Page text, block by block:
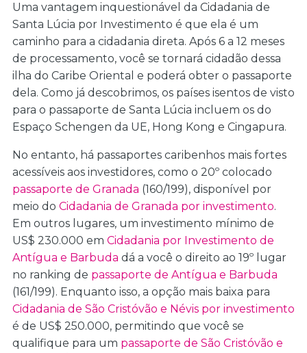
Uma vantagem inquestionável da Cidadania de
Santa Lúcia por Investimento é que ela é um
caminho para a cidadania direta. Após 6 a 12 meses
de processamento, você se tornará cidadão dessa
ilha do Caribe Oriental e poderá obter o passaporte
dela. Como já descobrimos, os países isentos de visto
para o passaporte de Santa Lúcia incluem os do
Espaço Schengen da UE, Hong Kong e Cingapura.
No entanto, há passaportes caribenhos mais fortes
acessíveis aos investidores, como o 20º colocado
passaporte de Granada (160/199), disponível por
meio do Cidadania de Granada por investimento.
Em outros lugares, um investimento mínimo de
US$ 230.000 em Cidadania por Investimento de
Antígua e Barbuda dá a você o direito ao 19º lugar
no ranking de passaporte de Antígua e Barbuda
(161/199). Enquanto isso, a opção mais baixa para
Cidadania de São Cristóvão e Névis por investimento
é de US$ 250.000, permitindo que você se
qualifique para um passaporte de São Cristóvão e